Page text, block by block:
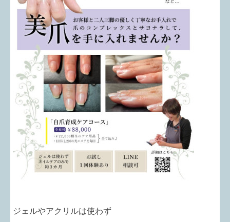
ジェルやアクリルは使わず